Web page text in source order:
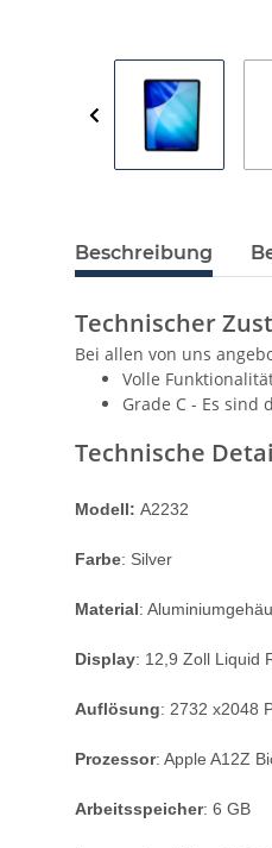
Beschreibung
Technischer
Bei allen von uns
Volle
Grade C - Es
Technische
Modell: A2232
Farbe: Silver
Material:
Display: 12,9 Zoll Liquid
Auflösung: 2732 x2048
Prozessor: Apple A12Z
Arbeitsspeicher: 6 GB